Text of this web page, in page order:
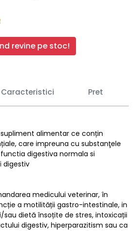
revine pe stoc!
Caracteristici Pret
alimentar ce conțin
care impreuna cu substanţele
digestiva normala si
digestiv
medicului veterinar, în
a motilității gastro-intestinale, in
dietă însoțite de stres, intoxicații
digestiv, hiperparazitism sau ca